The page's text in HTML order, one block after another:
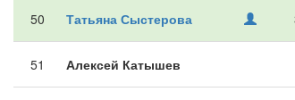
50 Татьяна Сыстерова
51 Алексей Катышев